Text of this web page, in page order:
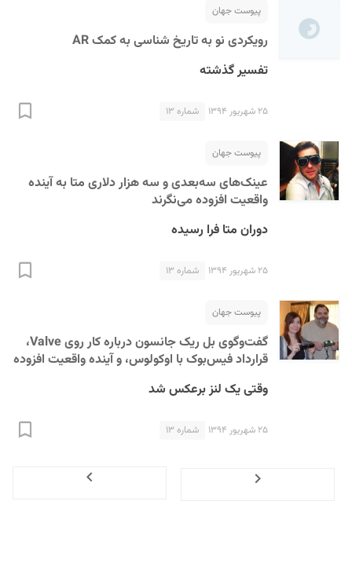
پیوست جهان
رویکردی نو به تاریخ شناسی به کمک AR
تفسیر گذشته
۲۵ شهریور ۱۳۹۴ شماره ۱۳
پیوست جهان
عینک‌های سه‌بعدی و سه هزار دلاری متا به آینده
واقعیت افزوده می‌نگرند
دوران متا فرا رسیده
۲۵ شهریور ۱۳۹۴ شماره ۱۳
پیوست جهان
گفت‌وگوی بل ریک جانسون درباره کار روی Valve،
قرارداد فیس‌بوک با اوکولوس، و آینده واقعیت افزوده
وقتی یک لنز برعکس شد
۲۵ شهریور ۱۳۹۴ شماره ۱۳